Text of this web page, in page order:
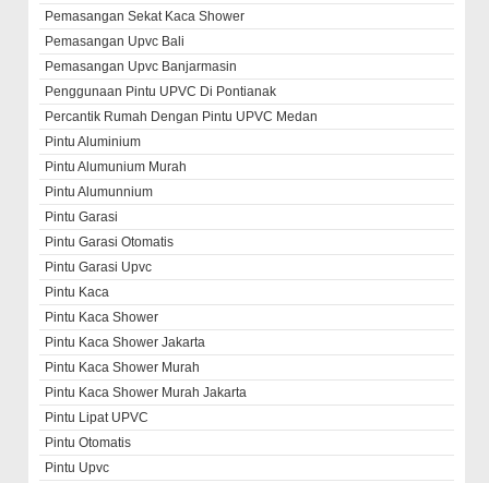
Pemasangan Sekat Kaca Shower
Pemasangan Upvc Bali
Pemasangan Upvc Banjarmasin
Penggunaan Pintu UPVC Di Pontianak
Percantik Rumah Dengan Pintu UPVC Medan
Pintu Aluminium
Pintu Alumunium Murah
Pintu Alumunnium
Pintu Garasi
Pintu Garasi Otomatis
Pintu Garasi Upvc
Pintu Kaca
Pintu Kaca Shower
Pintu Kaca Shower Jakarta
Pintu Kaca Shower Murah
Pintu Kaca Shower Murah Jakarta
Pintu Lipat UPVC
Pintu Otomatis
Pintu Upvc